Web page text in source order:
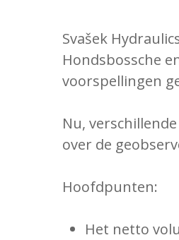
Svašek
Hondsbossche
voorspellingen
Nu,
over de
Hoofdpunten:
Het netto